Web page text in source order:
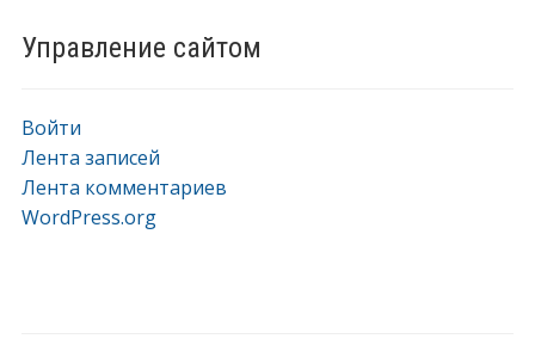
Управление сайтом
Войти
Лента записей
Лента комментариев
WordPress.org